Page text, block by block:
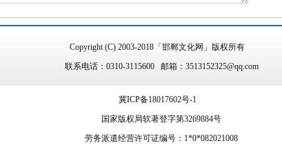
Copyright (C) 2003-2018「邯郸文化网」版权所有
联系电话：0310-3115600 邮箱：3513152325@qq.com
冀ICP备18017602号-1
国家版权局软著登字第3269884号
劳务派遣经营许可证编号：1*0*082021008